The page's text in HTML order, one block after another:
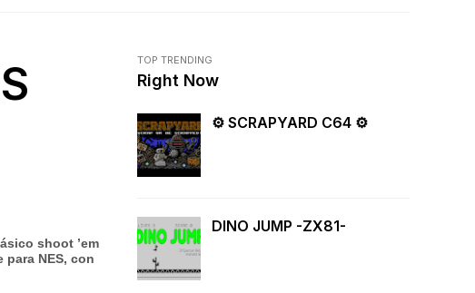
shoot ’em
NES, con
TOP TRENDING
Right Now
⚙ SCRAPYARD C64 ⚙
DINO JUMP -ZX81-